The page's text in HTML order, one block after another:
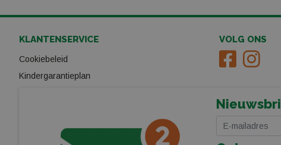
KLANTENSERVICE
Cookiebeleid
Kindergarantieplan
VOLG ONS